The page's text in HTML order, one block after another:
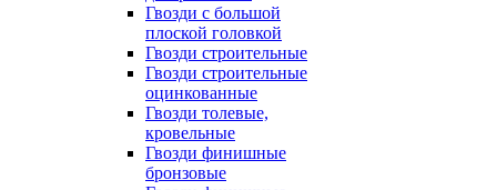
Гвозди с большой
плоской головкой
Гвозди строительные
Гвозди строительные
оцинкованные
Гвозди толевые,
кровельные
Гвозди финишные
бронзовые